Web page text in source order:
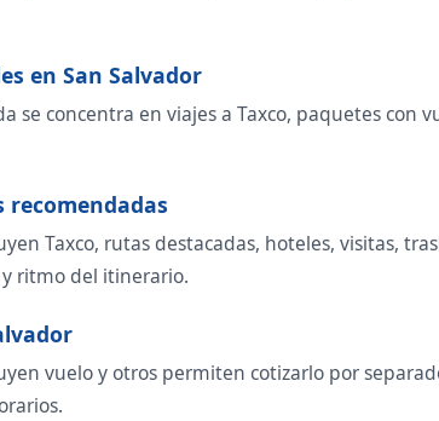
en San Salvador
se concentra en viajes a Taxco, paquetes con
recomendadas
Taxco, rutas destacadas, hoteles, visitas,
ritmo del itinerario.
vuelo y otros permiten cotizarlo por